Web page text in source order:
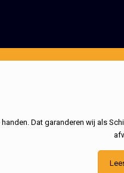
Dat garanderen wij als